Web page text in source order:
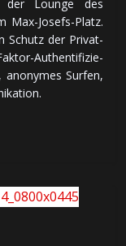
Lounge des
Max-Josefs-Platz.
Schutz der Pri­vat­
Au­then­ti­fi­zie­
anonymes Surfen,